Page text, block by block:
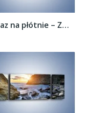
Obraz na płótnie – Zakaz kąpieli –...